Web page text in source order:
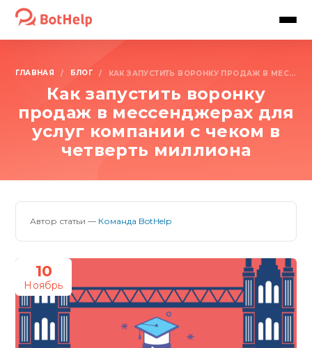
ГЛАВНАЯ / БЛОГ / КАК ЗАПУСТИТЬ ВОРОНКУ ПРОДАЖ В МЕССЕНДЖЕРАХ ДЛЯ УСЛУГ КОМПАНИИ С ЧЕКОМ В ЧЕТВЕРТЬ МИЛЛИОНА
Как запустить воронку
продаж в мессенджерах для
услуг компании с чеком в
четверть миллиона
Автор статьи — Команда BotHelp
10
Ноябрь